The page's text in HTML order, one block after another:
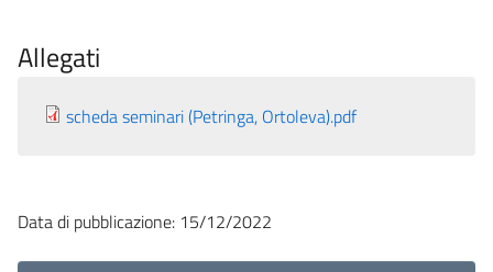
Allegati
scheda seminari (Petringa, Ortoleva).pdf
Data di pubblicazione: 15/12/2022